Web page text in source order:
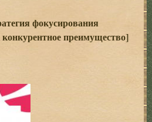
фокусирования
преимущество]